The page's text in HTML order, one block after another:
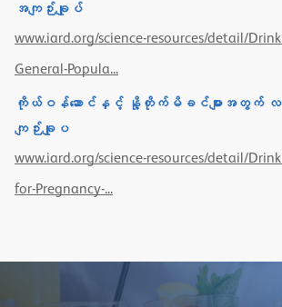
အကျဉ်းချုပ်
www.iard.org/science-resources/detail/
General-Popula...
ကိုယ်ဝန်ဆောင်နှင့် နို့တိုက်မိခင်များအတွက် လမ်
ကျဉ်းချုပ
www.iard.org/science-resources/detail/
for-Pregnancy-...